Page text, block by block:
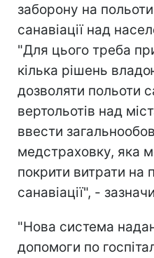
заборону на
санавіації над
"Для цього треба
кілька рішень
дозволяти польоти
вертольотів над
ввести
медстраховку, яка
покрити витрати на
санавіації", -
"Нова система
допомоги по